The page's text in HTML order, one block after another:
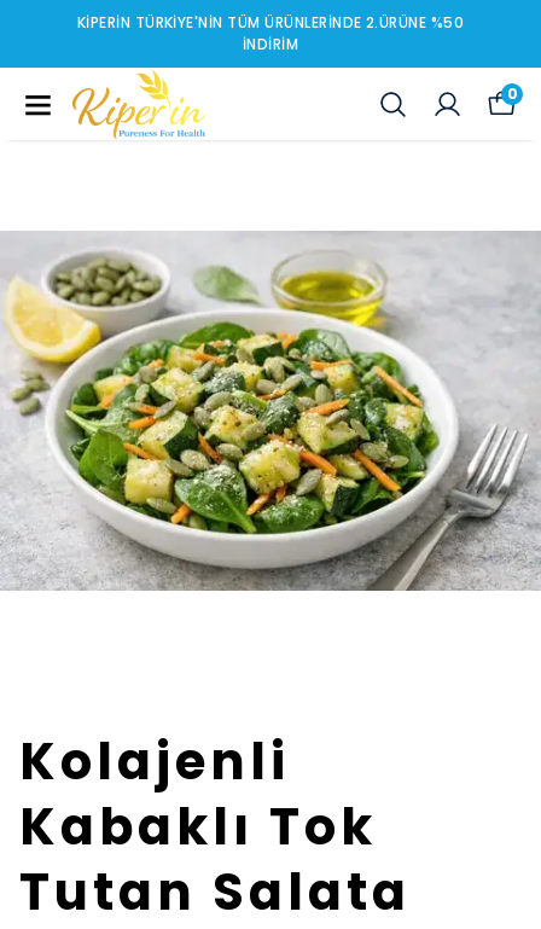
KIPERIN TÜRKIYE'NIN TÜM ÜRÜNLERINDE 2.ÜRÜNE %50
İNDIRIM
0
Kolajenli
Kabaklı Tok
Tutan Salata